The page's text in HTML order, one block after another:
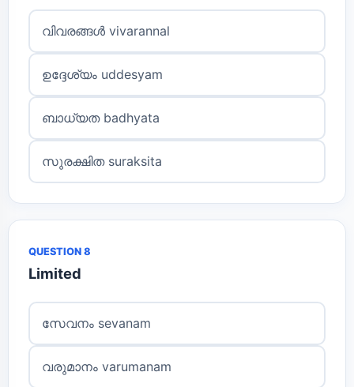
വിവരങ്ങൾ vivarannal
ഉദ്ദേശ്യം uddesyam
ബാധ്യത badhyata
സുരക്ഷിത suraksita
QUESTION 8
Limited
സേവനം sevanam
വരുമാനം varumanam